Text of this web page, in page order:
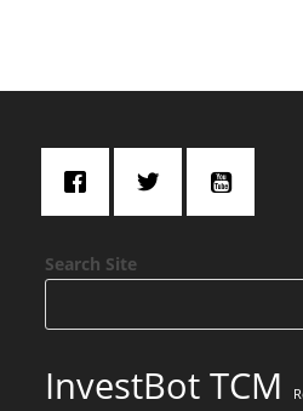
Search Site
InvestBot TCM